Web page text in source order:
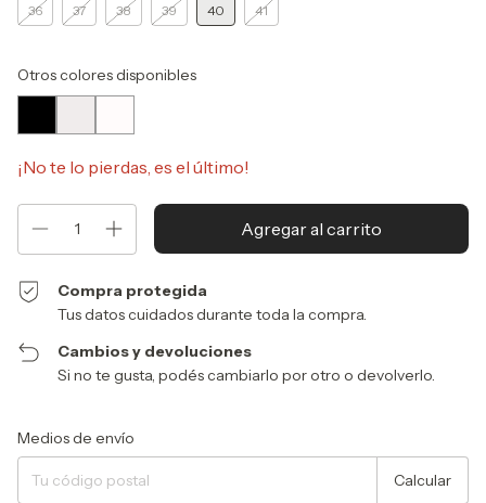
36 37 38 39 40 41
Otros colores disponibles
¡No te lo pierdas, es el último!
Compra protegida
Tus datos cuidados durante toda la compra.
Cambios y devoluciones
Si no te gusta, podés cambiarlo por otro o devolverlo.
Entregas para el CP:
Medios de envío
Calcular